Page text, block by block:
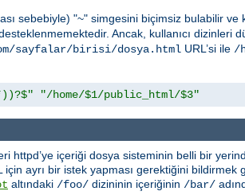
sebebiyle) "~" simgesini biçimsiz bulabilir ve
Ancak, kullanıcı dizinleri
sayfalar/birisi/dosya.html URL’si ile /
"/home/$1/public_html/$3"
httpd’ye içeriği dosya sisteminin belli bir
ayrı bir istek yapması gerektiğini bildirmek
altındaki /foo/ dizininin içeriğinin /bar/